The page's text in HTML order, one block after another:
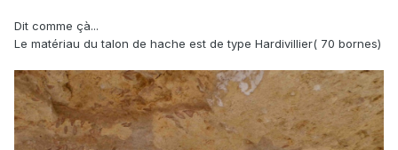
Dit comme çà...
Le matériau du talon de hache est de type Hardivillier( 70 bornes)